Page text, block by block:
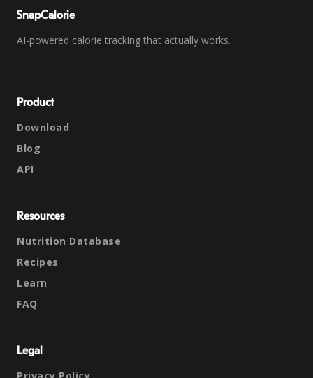
SnapCalorie
AI-powered calorie tracking that actually works.
Product
Download
Blog
API
Resources
Nutrition Database
Recipes
Learn
FAQ
Legal